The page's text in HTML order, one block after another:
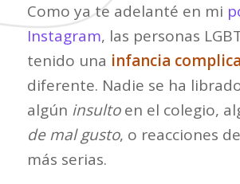
Como ya te adelanté en mi
Instagram, las personas
tenido una infancia
diferente. Nadie se ha
algún insultoen el colegio,
de mal gusto, o reacciones de
más serias.